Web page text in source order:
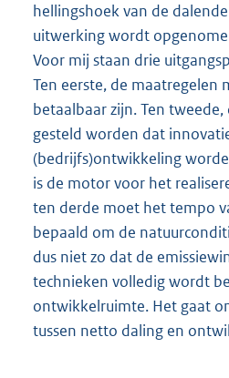
hellingshoek van de
uitwerking wordt
Voor mij staan drie
Ten eerste, de maatregelen
betaalbaar zijn. Ten
gesteld worden dat
(bedrijfs)ontwikkeling
is de motor voor het
ten derde moet het tempo
bepaald om de
dus niet zo dat de
technieken volledig wordt
ontwikkelruimte. Het gaat
tussen netto daling en